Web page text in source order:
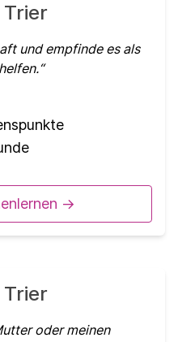
und empfinde es als
->
oder meinen